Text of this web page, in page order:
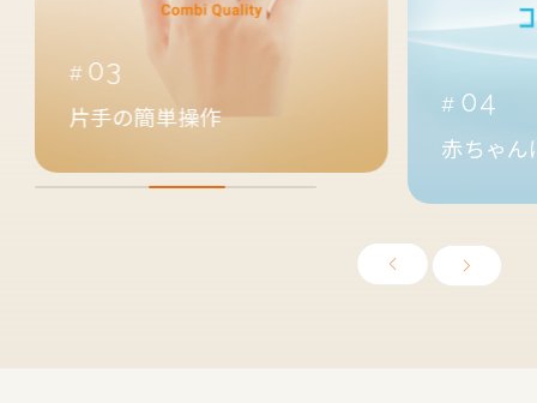
03
片手の簡単操作 04
赤ちゃん